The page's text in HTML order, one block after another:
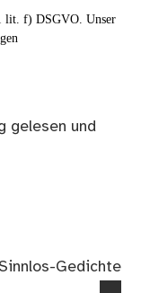
lit. f) DSGVO. Unser
gelesen und
Gedichte